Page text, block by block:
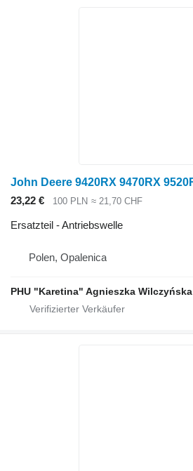
23,22 € 100 PLN ≈ 21,70 CHF
Ersatzteil - Antriebswelle
Polen, Opalenica
PHU "Karetina" Agnieszka Wilczyńska